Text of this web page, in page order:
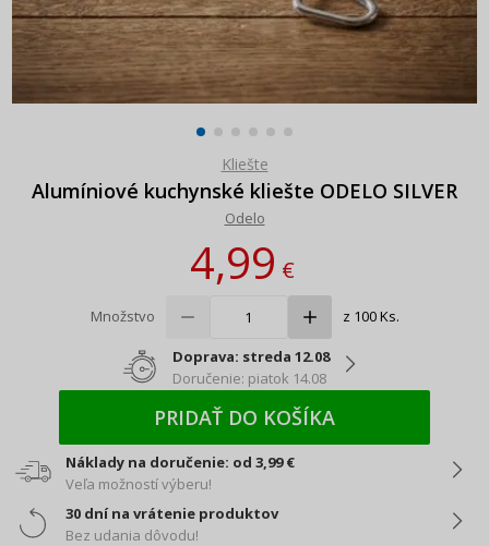
Kliešte
Alumíniové kuchynské kliešte ODELO SILVER
Odelo
4,99€
Množstvo z 100 Ks.
Doprava: streda 12.08
Doručenie: piatok 14.08
PRIDAŤ DO KOŠÍKA
Náklady na doručenie: od 3,99 €
Veľa možností výberu!
30 dní na vrátenie produktov
Bez udania dôvodu!